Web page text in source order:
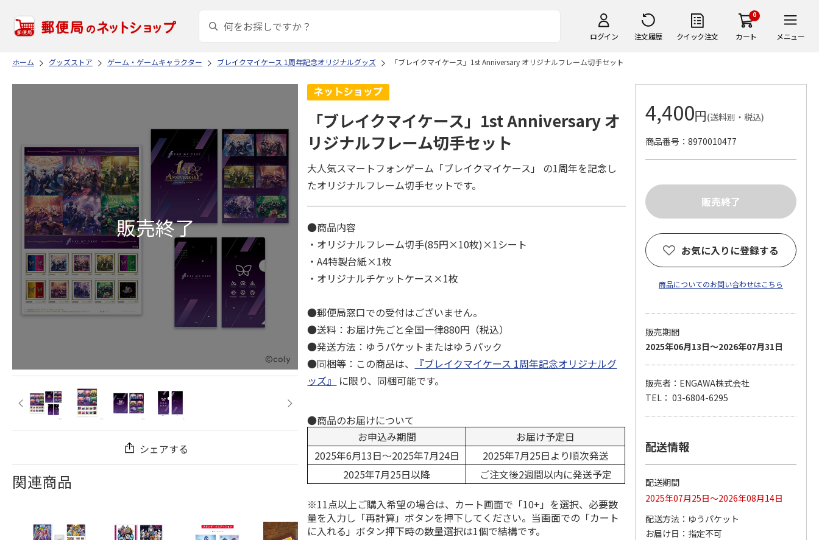
ログイン 注文履歴 クイック注文
0
カート メニュー
ホーム グッズストア ゲーム・ゲームキャラクター ブレイクマイケース 1周年記念オリジナルグッズ 「ブレイクマイケース」1st Anniversary オリジナルフレーム切手セット
シェアする
関連商品
「ブレイクマイケース」1st Anniversary オ
リジナルフレーム切手セット
大人気スマートフォンゲーム「ブレイクマイケース」 の1周年を記念し
たオリジナルフレーム切手セットです。
●商品内容
・オリジナルフレーム切手(85円×10枚)×1シート
・A4特製台紙×1枚
・オリジナルチケットケース×1枚
●郵便局窓口での受付はございません。
●送料：お届け先ごと全国一律880円（税込）
●発送方法：ゆうパケットまたはゆうパック
●同梱等：この商品は、
『ブレイクマイケース 1周年記念オリジナルグ
ッズ』
に限り、同梱可能です。
●商品のお届けについて
お申込み期間
お届け予定日
2025年6月13日～2025年7月24日
2025年7月25日より順次発送
2025年7月25日以降
ご注文後2週間以内に発送予定
※11点以上ご購入希望の場合は、カート画面で「10+」を選択、必要数
量を入力し「再計算」ボタンを押下してください。当画面での「カート
に入れる」ボタン押下時の数量選択は1個で結構です。
4,400円(送料別・税込)
商品番号
8970010477
お気に入りに登録する
商品についてのお問い合わせはこちら
販売期間
2025年06月13日～2026年07月31日
販売者：ENGAWA株式会社
TEL： 03-6804-6295
配送情報
配送期間
2025年07月25日～2026年08月14日
配送方法
ゆうパケット
お届け日
指定不可